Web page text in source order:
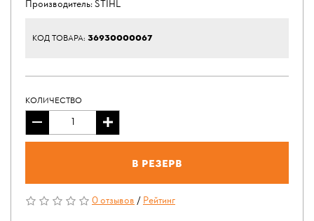
Производитель:STIHL
КОД ТОВАРА: 36930000067
КОЛИЧЕСТВО
В резерв
0 отзывов/Рейтинг